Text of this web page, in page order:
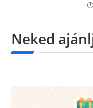
Neked